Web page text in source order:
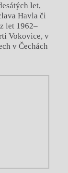
let,
Havla či
let 1962–
Vokovice, v
v Čechách